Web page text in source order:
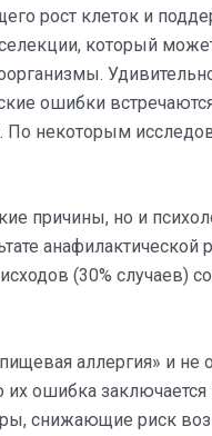
рост клеток и
который
ошибки
некоторым
причины, но и
анафилактической
(30% случаев)
аллергия» и не
ошибка заключается
снижающие риск